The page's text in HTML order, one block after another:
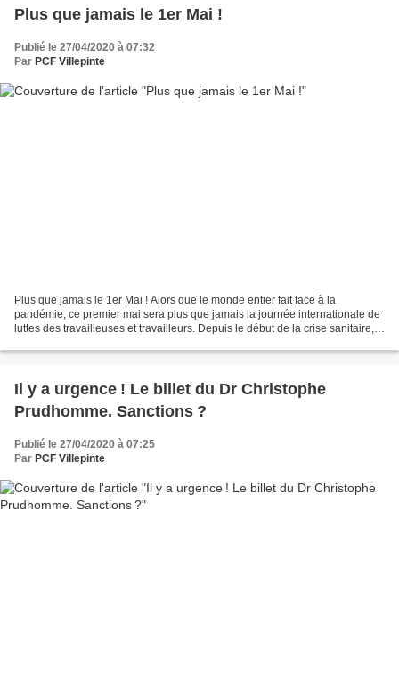
Plus que jamais le 1er Mai !
Publié le 27/04/2020 à 07:32
Par PCF Villepinte
Plus que jamais le 1er Mai ! Alors que le monde entier fait face à la
pandémie, ce premier mai sera plus que jamais la journée internationale de
luttes des travailleuses et travailleurs. Depuis le début de la crise sanitaire,
Il y a urgence ! Le billet du Dr Christophe
Prudhomme. Sanctions ?
Publié le 27/04/2020 à 07:25
Par PCF Villepinte